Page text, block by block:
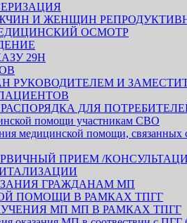
И ЖЕНЩИН
ОСМОТР
29Н
РУКОВОДИТЕЛЕМ И
ДЛЯ
помощи участникам СВО
медицинской помощи, связанных
ПРИЕМ /
ГРАЖДАНАМ МП
ПОМОЩИ В РАМКАХ ТПГГ
МП МП В РАМКАХ ТПГГ